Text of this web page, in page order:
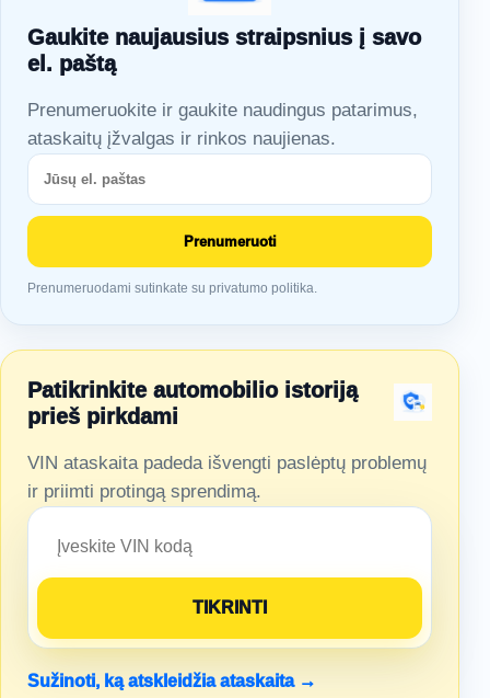
Gaukite naujausius straipsnius į savo
el. paštą
Prenumeruokite ir gaukite naudingus patarimus,
ataskaitų įžvalgas ir rinkos naujienas.
Prenumeruoti
Prenumeruodami sutinkate su privatumo politika.
Patikrinkite automobilio istoriją
prieš pirkdami
VIN ataskaita padeda išvengti paslėptų problemų
ir priimti protingą sprendimą.
Sužinoti, ką atskleidžia ataskaita →